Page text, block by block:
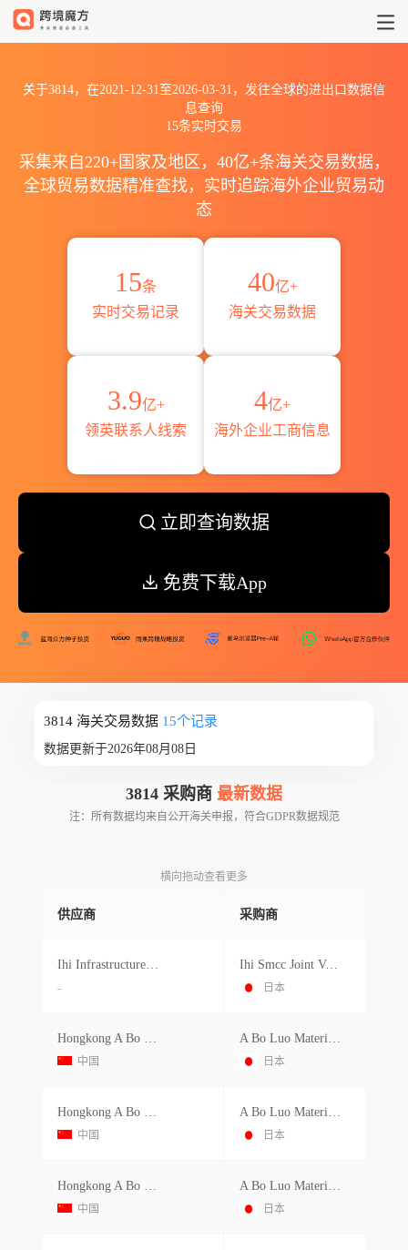
关于3814，在2021-12-31至2026-03-31，发往全球的进出口数据信
息查询
15条实时交易
采集来自220+国家及地区，40亿+条海关交易数据，
全球贸易数据精准查找，实时追踪海外企业贸易动
态
15条
实时交易记录
40亿+
海关交易数据
3.9亿+
领英联系人线索
4亿+
海外企业工商信息
立即查询数据
免费下载App
3814 海关交易数据 15个记录
数据更新于2026年08月08日
3814 采购商 最新数据
注：所有数据均来自公开海关申报，符合GDPR数据规范
横向拖动查看更多
供应商 采购商
Ihi Infrastructure Systems Co.ltd.
-
Ihi Smcc Joint Venture
日本
Hongkong A Bo Luo Industrial Co.ltd.
中国
A Bo Luo Materials Vietnam Co.ltd.
日本
Hongkong A Bo Luo Industrial Co.ltd.
中国
A Bo Luo Materials Vietnam Co.ltd.
日本
Hongkong A Bo Luo Industrial Co.ltd.
中国
A Bo Luo Materials Vietnam Co.ltd.
日本